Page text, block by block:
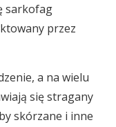
sarkofag
przez
a na wielu
się stragany
skórzane i inne